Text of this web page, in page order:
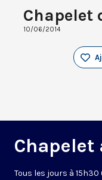
Chapelet
10/06/2014
Chapelet
Tous les jours à